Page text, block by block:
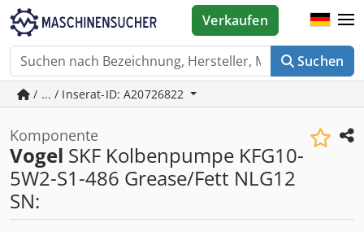
Suchen
Verkaufen
/ ... / Inserat-ID: A20726822
Komponente
Vogel SKF Kolbenpumpe KFG10-
5W2-S1-486 Grease/Fett NLG12
SN: